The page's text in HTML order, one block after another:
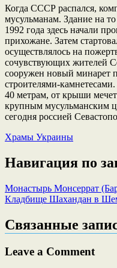
Когда СССР распался,
мусульманам. Здание на
1992 года здесь начали
прихожане. Затем
осуществлялось на
сочувствующих жителей
сооружен новый минарет
строителями-
40 метрам, от крыши
крупным мусульманским
сегодня россией
Храмы Украины
Навигация по
Монастырь Монсеррат
Кладбище Шахандан в
Связанные
Leave a Comment